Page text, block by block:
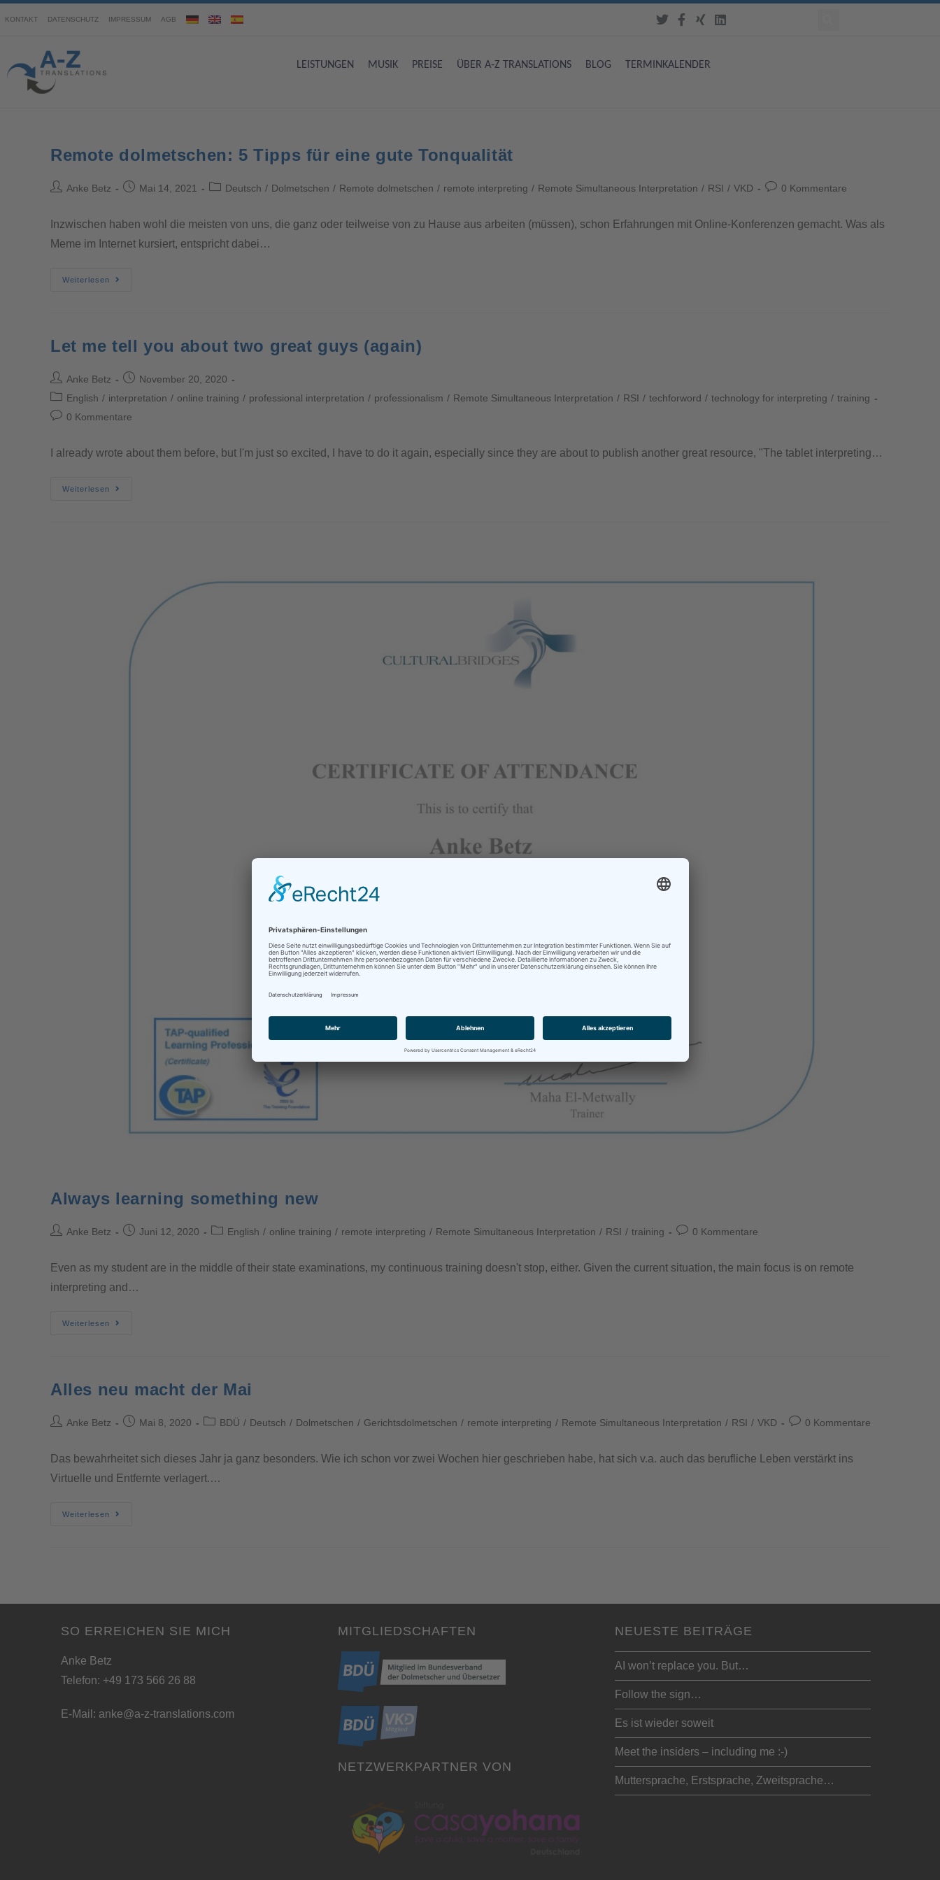
KONTAKT DATENSCHUTZ IMPRESSUM AGB
LEISTUNGEN MUSIK PREISE ÜBER A-Z TRANSLATIONS BLOG TERMINKALENDER
Remote dolmetschen: 5 Tipps für eine gute Tonqualität
Anke Betz Mai 14, 2021 Deutsch / Dolmetschen / Remote dolmetschen / remote interpreting / Remote Simultaneous Interpretation / RSI / VKD 0 Kommentare
Inzwischen haben wohl die meisten von uns, die ganz oder teilweise von zu Hause aus arbeiten (müssen), schon Erfahrungen mit Online-Konferenzen gemacht. Was als
Meme im Internet kursiert, entspricht dabei…
Weiterlesen
Let me tell you about two great guys (again)
Anke Betz
November 20, 2020
English / interpretation / online training / professional interpretation / professionalism / Remote Simultaneous Interpretation / RSI / techforword / technology for interpreting / training
0 Kommentare
I already wrote about them before, but I'm just so excited, I have to do it again, especially since they are about to publish another great resource, "The tablet interpreting…
Weiterlesen
Always learning something new
Anke Betz Juni 12, 2020 English / online training / remote interpreting / Remote Simultaneous Interpretation / RSI / training 0 Kommentare
Even as my student are in the middle of their state examinations, my continuous training doesn't stop, either. Given the current situation, the main focus is on remote
interpreting and…
Weiterlesen
Alles neu macht der Mai
Anke Betz Mai 8, 2020 BDÜ / Deutsch / Dolmetschen / Gerichtsdolmetschen / remote interpreting / Remote Simultaneous Interpretation / RSI / VKD 0 Kommentare
Das bewahrheitet sich dieses Jahr ja ganz besonders. Wie ich schon vor zwei Wochen hier geschrieben habe, hat sich v.a. auch das berufliche Leben verstärkt ins
Virtuelle und Entfernte verlagert.…
Weiterlesen
SO ERREICHEN SIE MICH
Anke Betz
Telefon: +49 173 566 26 88
E-Mail: anke@a-z-translations.com
MITGLIEDSCHAFTEN
NETZWERKPARTNER VON
NEUESTE BEITRÄGE
AI won’t replace you. But…
Follow the sign…
Es ist wieder soweit
Meet the insiders – including me :-)
Muttersprache, Erstsprache, Zweitsprache…